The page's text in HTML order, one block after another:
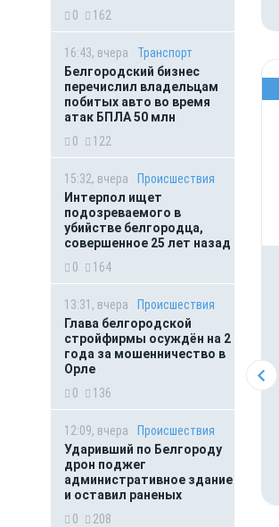
0
162
16:43, вчера
Транспорт
Белгородский бизнес
перечислил владельцам
побитых авто во время
атак БПЛА 50 млн
0
122
15:32, вчера
Происшествия
Интерпол ищет
подозреваемого в
убийстве белгородца,
совершенное 25 лет назад
0
164
13:31, вчера
Происшествия
Глава белгородской
стройфирмы осуждён на 2
года за мошенничество в
Орле
0
136
12:09, вчера
Происшествия
Ударивший по Белгороду
дрон поджег
административное здание
и оставил раненых
0
208